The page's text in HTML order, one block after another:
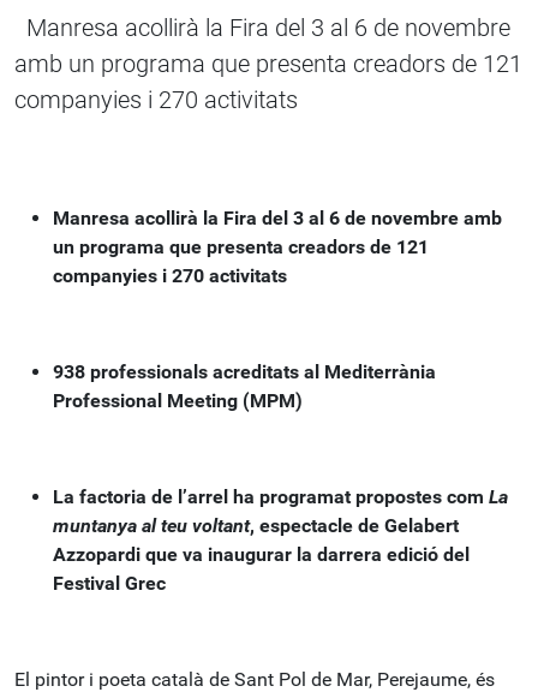
Manresa acollirà la Fira del 3 al 6 de novembre
amb un programa que presenta creadors de 121
companyies i 270 activitats
Manresa acollirà la Fira del 3 al 6 de novembre amb
un programa que presenta creadors de 121
companyies i 270 activitats
938 professionals acreditats al Mediterrània
Professional Meeting (MPM)
La factoria de l’arrel ha programat propostes com La
muntanya al teu voltant, espectacle de Gelabert
Azzopardi que va inaugurar la darrera edició del
Festival Grec
El pintor i poeta català de Sant Pol de Mar, Perejaume, és